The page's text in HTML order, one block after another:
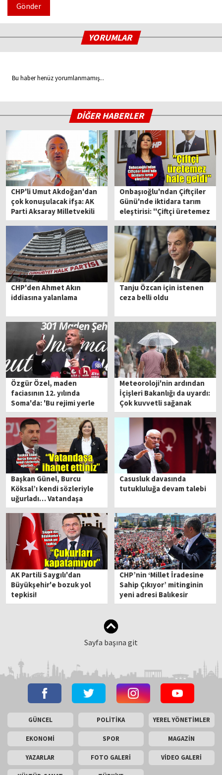
Gönder
YORUMLAR
Bu haber henüz yorumlanmamış...
DİĞER HABERLER
CHP'li Umut Akdoğan'dan
çok konuşulacak ifşa: AK
Parti Aksaray Milletvekili
Hüseyin Altınsoy eşine
'fakirlik belgesi' aldırmış
Onbaşıoğlu'ndan Çiftçiler
Günü'nde iktidara tarım
eleştirisi: ''Çiftçi üretemez
hale geldi''
CHP'den Ahmet Akın
iddiasına yalanlama
Tanju Özcan için istenen
ceza belli oldu
Özgür Özel, maden
faciasının 12. yılında
Soma'da: 'Bu rejimi yerle
bir edeceğiz'
Meteoroloji'nin ardından
İçişleri Bakanlığı da uyardı:
Çok kuvvetli sağanak
geliyor!
Başkan Günel, Burcu
Köksal’ı kendi sözleriyle
uğurladı… Vatandaşa
ihanet ettiniz
Casusluk davasında
tutukluluğa devam talebi
AK Partili Saygılı'dan
Büyükşehir'e bozuk yol
tepkisi!
CHP’nin ‘Millet İradesine
Sahip Çıkıyor’ mitinginin
yeni adresi Balıkesir
Sayfa başına git
GÜNCEL POLİTİKA YEREL YÖNETİMLER
EKONOMİ SPOR MAGAZİN
YAZARLAR FOTO GALERİ VİDEO GALERİ